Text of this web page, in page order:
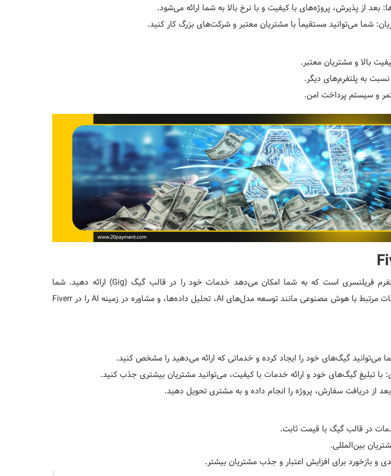
بعد از پذیرش، پروژه‌های با کیفیت و با نرخ بالا به شما ارائه می‌شود.
شما می‌توانید مستقیماً با مشتریان معتبر و شرکت‌های بزرگ کار کنید.
بالا و مشتریان معتبر.
نسبت به پلتفرم‌های دیگر.
و سیستم پرداخت امن.
Fiverr یک پلتفرم فریلنسری است که به شما امکان می‌دهد خدمات خود را در قالب گیگ (Gig) ارائه دهید. شما
می‌توانید خدمات مرتبط با هوش مصنوعی مانند توسعه مدل‌های AI، تحلیل داده‌ها، و مشاوره در زمینه AI را در Fiverr
می‌توانید گیگ‌های خود را ایجاد کرده و خدماتی که ارائه می‌دهید را مشخص کنید.
تبلیغ گیگ‌های خود و ارائه خدمات با کیفیت، می‌توانید مشتریان بیشتری جذب کنید.
از دریافت سفارش، پروژه را انجام داده و به مشتری تحویل دهید.
در قالب گیگ با قیمت ثابت.
بین‌المللی.
و بازخورد برای افزایش اعتبار و جذب مشتریان بیشتر.